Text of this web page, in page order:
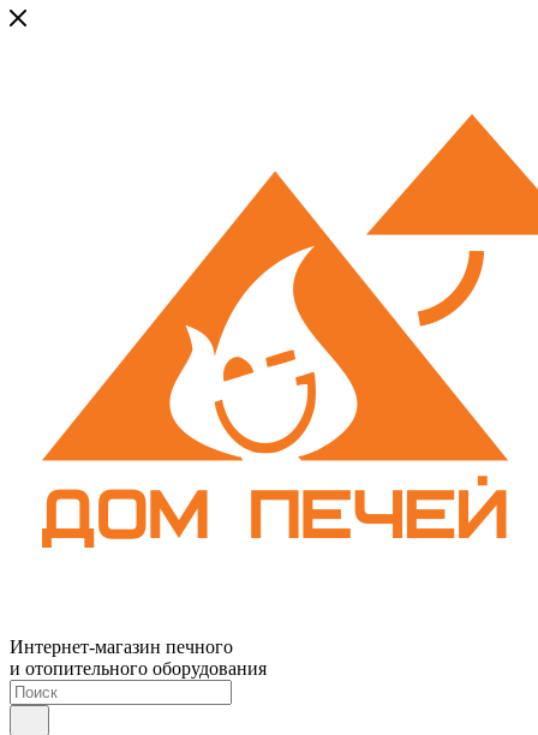
Интернет-магазин печного
и отопительного оборудования